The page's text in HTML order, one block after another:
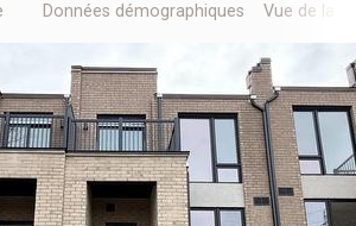
Données démographiques Vue de la